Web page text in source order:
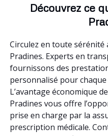
Découvrez ce
Circulez en toute sérénité
Pradines. Experts en
fournissons des
personnalisé pour
L’avantage économique
Pradines vous offre
prise en charge par la
prescription médicale.